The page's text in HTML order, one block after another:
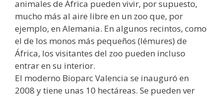
animales de África pueden vivir, por supuesto,
mucho más al aire libre en un zoo que, por
ejemplo, en Alemania. En algunos recintos, como
el de los monos más pequeños (lémures) de
África, los visitantes del zoo pueden incluso
entrar en su interior.
El moderno Bioparc Valencia se inauguró en
2008 y tiene unas 10 hectáreas. Se pueden ver